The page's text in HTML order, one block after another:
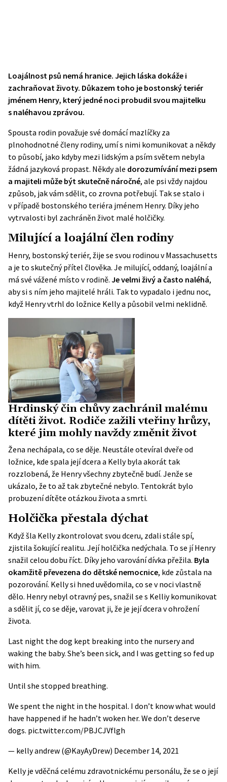
Loajálnost psů nemá hranice. Jejich láska dokáže i
zachraňovat životy. Důkazem toho je bostonský teriér
jménem Henry, který jedné noci probudil svou majitelku
s naléhavou zprávou.
Spousta rodin považuje své domácí mazlíčky za
plnohodnotné členy rodiny, umí s nimi komunikovat a někdy
to působí, jako kdyby mezi lidským a psím světem nebyla
žádná jazyková propast. Někdy ale dorozumívání mezi psem
a majiteli může být skutečně náročné, ale psi vždy najdou
způsob, jak vám sdělit, co zrovna potřebují. Tak se stalo i
v případě bostonského teriéra jménem Henry. Díky jeho
vytrvalosti byl zachráněn život malé holčičky.
Milující a loajální člen rodiny
Henry, bostonský teriér, žije se svou rodinou v Massachusetts
a je to skutečný přítel člověka. Je milující, oddaný, loajální a
má své vážené místo v rodině. Je velmi živý a často naléhá,
aby si s ním jeho majitelé hráli. Tak to vypadalo i jednu noc,
když Henry vtrhl do ložnice Kelly a působil velmi neklidně.
Hrdinský čin chůvy zachránil malému
dítěti život. Rodiče zažili vteřiny hrůzy,
které jim mohly navždy změnit život
Žena nechápala, co se děje. Neustále otevíral dveře od
ložnice, kde spala její dcera a Kelly byla akorát tak
rozzlobená, že Henry všechny zbytečně budí. Jenže se
ukázalo, že to až tak zbytečné nebylo. Tentokrát bylo
probuzení dítěte otázkou života a smrti.
Holčička přestala dýchat
Když šla Kelly zkontrolovat svou dceru, zdali stále spí,
zjistila šokující realitu. Její holčička nedýchala. To se jí Henry
snažil celou dobu říct. Díky jeho varování dívka přežila. Byla
okamžitě převezena do dětské nemocnice, kde zůstala na
pozorování. Kelly si hned uvědomila, co se v noci vlastně
dělo. Henry nebyl otravný pes, snažil se s Kelliy komunikovat
a sdělit jí, co se děje, varovat ji, že je její dcera v ohrožení
života.
Last night the dog kept breaking into the nursery and
waking the baby. She’s been sick, and I was getting so fed up
with him.
Until she stopped breathing.
We spent the night in the hospital. I don’t know what would
have happened if he hadn’t woken her. We don’t deserve
dogs. pic.twitter.com/PBJCJVflgh
— kelly andrew (@KayAyDrew) December 14, 2021
Kelly je vděčná celému zdravotnickému personálu, že se o její